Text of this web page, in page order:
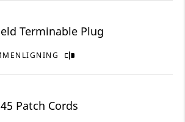
Terminable Plug
Patch Cords